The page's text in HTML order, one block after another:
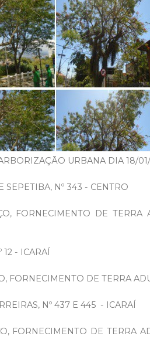
URBANA DIA 18/
SEPETIBA, Nº 343 - CENTRO
FORNECIMENTO DE
12 - ICARAÍ
FORNECIMENTO DE TERRA
Nº 437 E 445 - ICARAÍ
FORNECIMENTO DE TERRA